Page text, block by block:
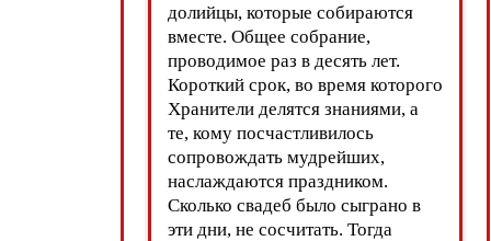
долийцы, которые собираются
вместе. Общее собрание,
проводимое раз в десять лет.
Короткий срок, во время которого
Хранители делятся знаниями, а
те, кому посчастливилось
сопровождать мудрейших,
наслаждаются праздником.
Сколько свадеб было сыграно в
эти дни, не сосчитать. Тогда